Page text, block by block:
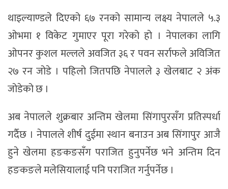
थाइल्याण्डले दिएको ६७ रनको सामान्य लक्ष्य नेपालले ५.३
ओभमा १ विकेट गुमाएर पूरा गरेको हो । नेपालका लागि
ओपनर कुशल मल्लले अवजित ३६ र पवन सर्राफले अविजित
२७ रन जोडे । पहिलो जितपछि नेपालले ३ खेलबाट २ अंक
जोडेको छ ।
अब नेपालले शुक्रबार अन्तिम खेलमा सिंगापुरसँग प्रतिस्पर्धा
गर्दैछ । नेपालले शीर्ष दुईमा स्थान बनाउन अब सिंगापुर आजै
हुने खेलमा हङकङसँग पराजित हुनुपर्नेछ भने अन्तिम दिन
हङकङले मलेसियालाई पनि पराजित गर्नुपर्नेछ ।